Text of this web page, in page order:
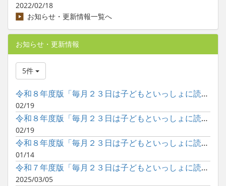
2022/02/18
お知らせ・更新情報一覧へ
お知らせ・更新情報
5件
令和８年度版「毎月２３日は子どもといっしょに読書の日」ポスタ...
02/19
令和８年度版「毎月２３日は子どもといっしょに読書の日」ポスタ...
02/19
令和８年度版「毎月２３日は子どもといっしょに読書の日」ポスタ...
01/14
令和７年度版「毎月２３日は子どもといっしょに読書の日」ポスタ...
2025/03/05